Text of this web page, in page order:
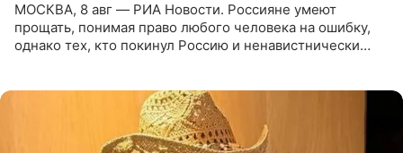
МОСКВА, 8 авг — РИА Новости. Россияне умеют
прощать, понимая право любого человека на ошибку,
однако тех, кто покинул Россию и ненавистнически